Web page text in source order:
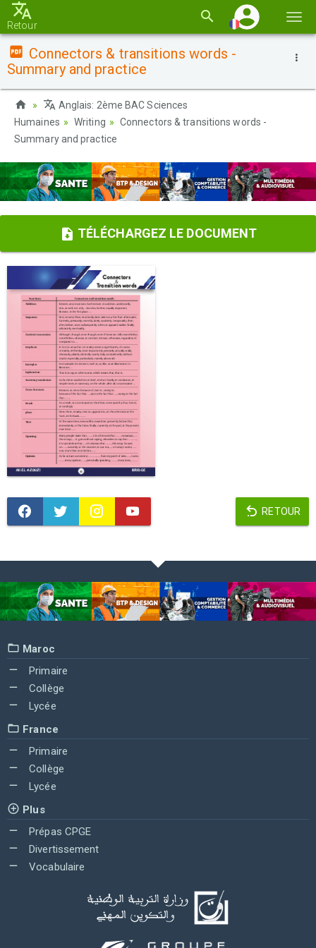
la
Retour
Connectors & transitions words -
Summary and practice
Anglais: 2ème BAC Sciences
Humaines
Writing
Connectors & transitions words -
Summary and practice
TÉLÉCHARGEZ LE DOCUMENT
RETOUR
Maroc
Primaire
Collège
Lycée
France
Primaire
Collège
Lycée
Plus
Prépas CPGE
Divertissement
Vocabulaire